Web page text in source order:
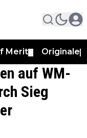
Merit Originale
auf WM-
Sieg